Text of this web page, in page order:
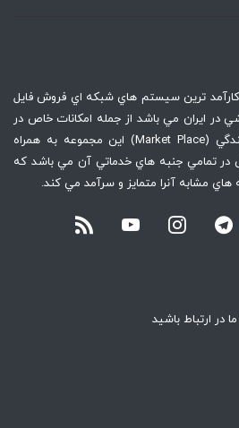
ترين سيستم هاي شبكه اي فروش فايل
در ايران مي باشد از جمله امكانات خاص در
سايت پازل قابليت چند فروشندگي (Market Place) اين مجموعه به همراه
در تمامي جنبه هاي خدماتي آن مي باشد كه
هاي مشابه آنرا متمايز و سرآمد مي كند.
در ارتباط باشيد